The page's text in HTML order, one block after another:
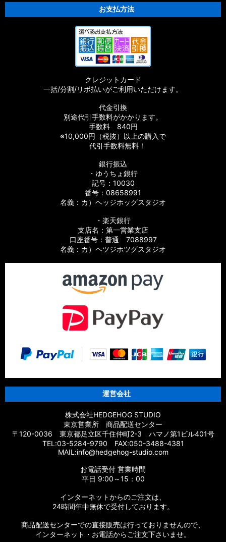
お支払方法
クレジットカード
一括/分割/リボ払いがご利用いただけます。
代金引換
別途代引手数料がかかります。
手数料 840円
※10,000円（税抜）以上の購入で
代引手数料無料！
銀行振込
・ゆうちょ銀行
記号：10030
番号：08658991
名義：カ）ヘッジホッグスタジオ
・楽天銀行
支店名：第一営業支店
口座番号：普通 7088997
名義：カ）ヘツジホツグスタジオ
運営会社
株式会社HEDGEHOG STUDIO
東京営業所 商品配送センター
〒120-0036 東京都足立区千住仲町2-3 ハマノ第1ビル401号
TEL:03-5284-9790 FAX:050-3488-4381
MAIL:info@hedgehog-studio.com
お電話受付 営業時間
平日 9:00～15：00
インターネットからのご注文は、
24時間年中無休で受付しております。
商品配送センターでの直接販売は行っておりませんので、
インターネット・お電話からご注文下さいませ。